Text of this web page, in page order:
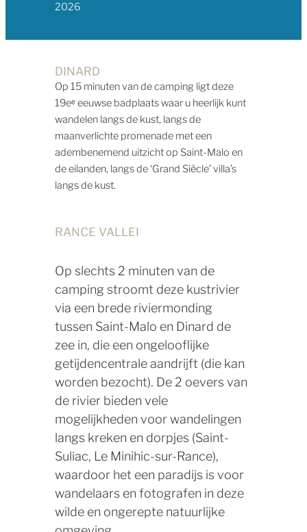
2026
DINARD
Op 15 minuten van de camping ligt deze
19eᵉ eeuwse badplaats waar u heerlijk kunt
wandelen langs de kust, langs de
maanverlichte promenade met een
adembenemend uitzicht op Saint-Malo en
de eilanden, langs de ‘Grand Siècle’ villa’s
langs de kust.
RANCE VALLEI
Op slechts 2 minuten van de
camping stroomt deze kustrivier
via een brede riviermonding
tussen Saint-Malo en Dinard de
zee in, die een ongelooflijke
getijdencentrale aandrijft (die kan
worden bezocht). De 2 oevers van
de rivier bieden vele
mogelijkheden voor wandelingen
langs kreken en dorpjes (Saint-
Suliac, Le Minihic-sur-Rance),
waardoor het een paradijs is voor
wandelaars en fotografen in deze
wilde en ongerepte natuurlijke